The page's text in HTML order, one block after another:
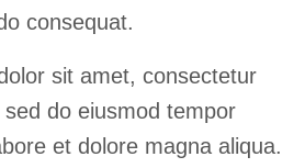
consequat.
sit amet, consectetur
sed do eiusmod tempor
et dolore magna aliqua.